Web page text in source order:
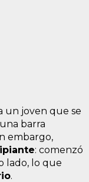
un joven que se
barra
embargo,
: comenzó
lado, lo que
.